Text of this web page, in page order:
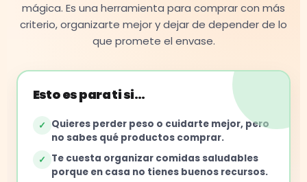
mágica. Es una herramienta para comprar con más
criterio, organizarte mejor y dejar de depender de lo
que promete el envase.
Esto es para ti si…
✓ Quieres perder peso o cuidarte mejor, pero
no sabes qué productos comprar.
✓ Te cuesta organizar comidas saludables
porque en casa no tienes buenos recursos.